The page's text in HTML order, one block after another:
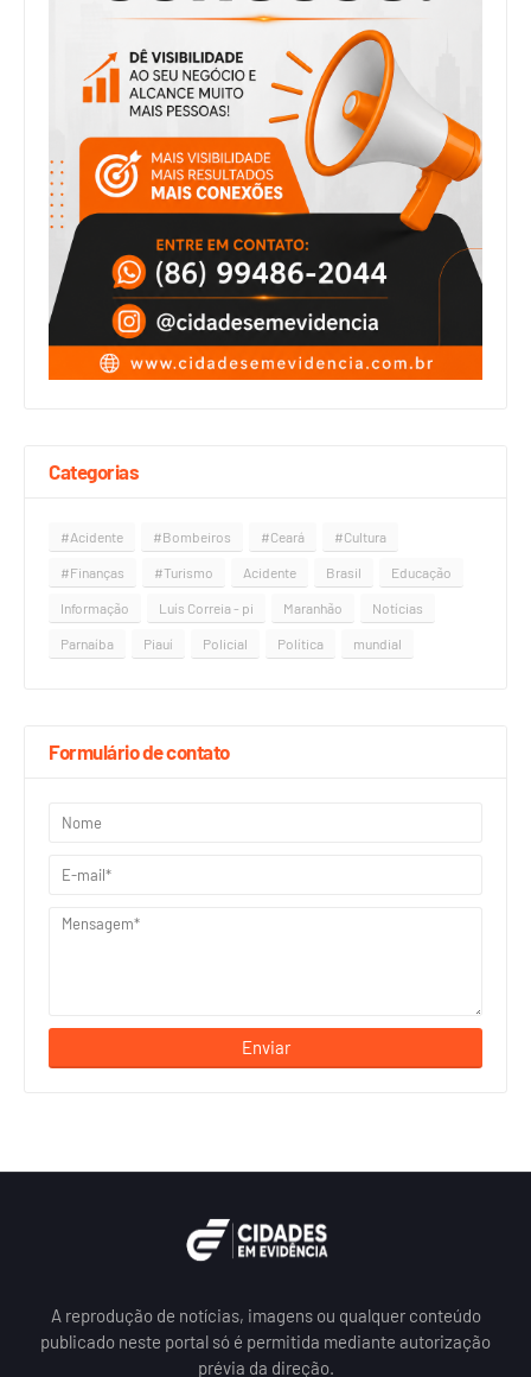
Categorias
#Acidente #Bombeiros #Ceará #Cultura
#Finanças #Turismo Acidente Brasil Educação
Informação Luís Correia - pi Maranhão Notícias
Parnaíba Piauí Policial Política mundial
Formulário de contato
A reprodução de notícias, imagens ou qualquer conteúdo
publicado neste portal só é permitida mediante autorização
prévia da direção.